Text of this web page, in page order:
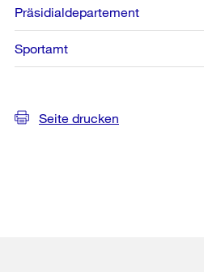
Präsidialdepartement
Sportamt
Seite drucken